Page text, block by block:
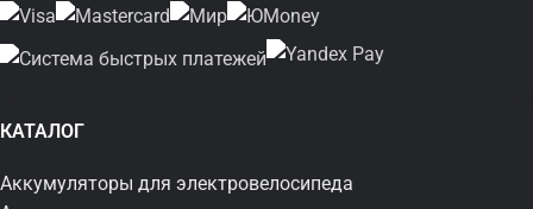
КАТАЛОГ
Аккумуляторы для электровелосипеда